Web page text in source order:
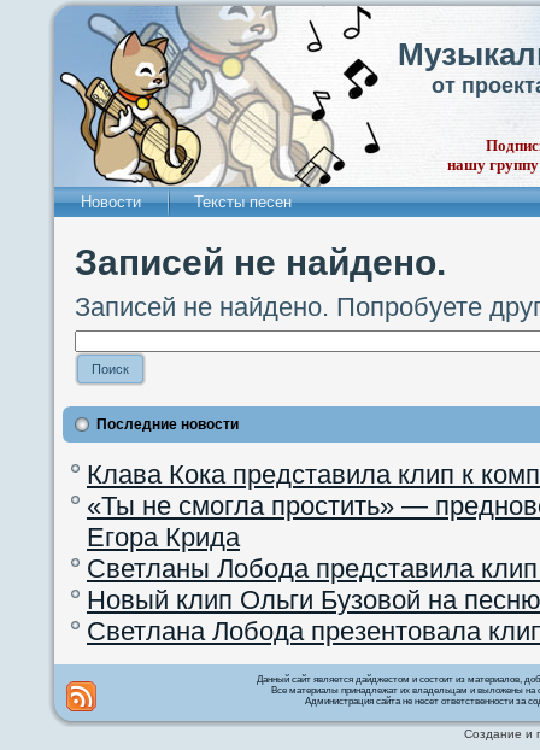
от
нашу
Новости Тексты песен
Записей не найдено.
Записей не найдено. Попробуете
Последние новости
Клава Кока представила клип к
«Ты не смогла простить» —
Егора Крида
Светланы Лобода представила
Новый клип Ольги Бузовой на
Светлана Лобода презентовала
Данный сайт является дайджестом и состоит из материалов,
Все материалы принадлежат их владельцам и выложены на
Администрация сайта не несет ответственности за
Создание и